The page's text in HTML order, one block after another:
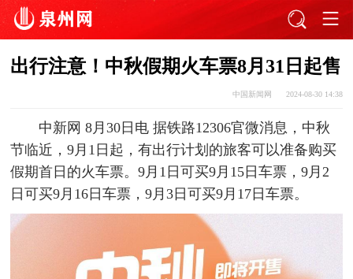
出行注意！中秋假期火车票8月31日起售
中国新闻网 2024-08-30 14:38
中新网 8月30日电 据铁路12306官微消息，中秋
节临近，9月1日起，有出行计划的旅客可以准备购买
假期首日的火车票。9月1日可买9月15日车票，9月2
日可买9月16日车票，9月3日可买9月17日车票。